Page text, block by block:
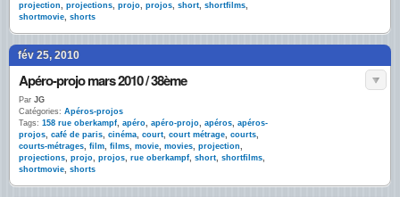
projection, projections, projo, projos, short, shortfilms,
shortmovie, shorts
fév 25, 2010
Apéro-projo mars 2010 / 38ème
Par JG
Catégories: Apéros-projos
Tags: 158 rue oberkampf, apéro, apéro-projo, apéros, apéros-
projos, café de paris, cinéma, court, court métrage, courts,
courts-métrages, film, films, movie, movies, projection,
projections, projo, projos, rue oberkampf, short, shortfilms,
shortmovie, shorts